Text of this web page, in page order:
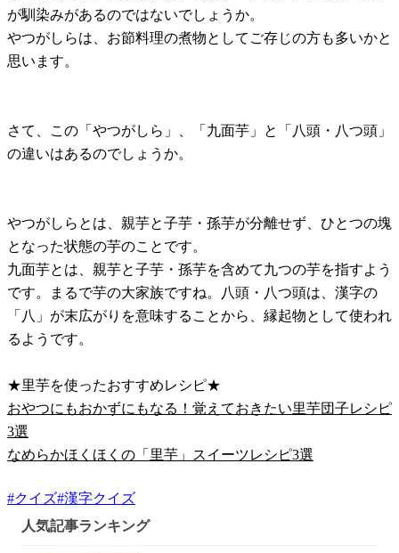
が馴染みがあるのではないでしょうか。
やつがしらは、お節料理の煮物としてご存じの方も多いかと
思います。
さて、この「やつがしら」、「九面芋」と「八頭・八つ頭」
の違いはあるのでしょうか。
やつがしらとは、親芋と子芋・孫芋が分離せず、ひとつの塊
となった状態の芋のことです。
九面芋とは、親芋と子芋・孫芋を含めて九つの芋を指すよう
です。まるで芋の大家族ですね。八頭・八つ頭は、漢字の
「八」が末広がりを意味することから、縁起物として使われ
るようです。
★里芋を使ったおすすめレシピ★
おやつにもおかずにもなる！覚えておきたい里芋団子レシピ
3選
なめらかほくほくの「里芋」スイーツレシピ3選
#クイズ#漢字クイズ
人気記事ランキング